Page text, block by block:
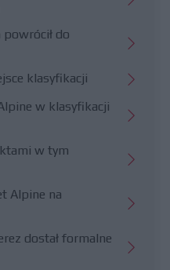
do
klasyfikacji
w klasyfikacji
w tym
Alpine na
dostał formalne